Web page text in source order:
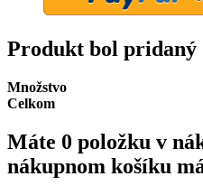
Produkt bol
Množstvo
Celkom
Máte 0 položku v
nákupnom košíku